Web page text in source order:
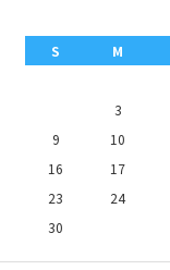
S M
3
9
10
16
17
23
24
30